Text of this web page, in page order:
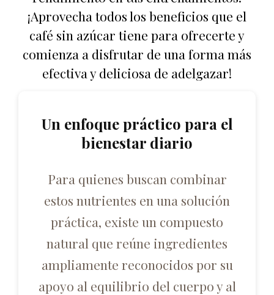
¡Aprovecha todos los beneficios que el
café sin azúcar tiene para ofrecerte y
comienza a disfrutar de una forma más
efectiva y deliciosa de adelgazar!
Un enfoque práctico para el
bienestar diario
Para quienes buscan combinar
estos nutrientes en una solución
práctica, existe un compuesto
natural que reúne ingredientes
ampliamente reconocidos por su
apoyo al equilibrio del cuerpo y al